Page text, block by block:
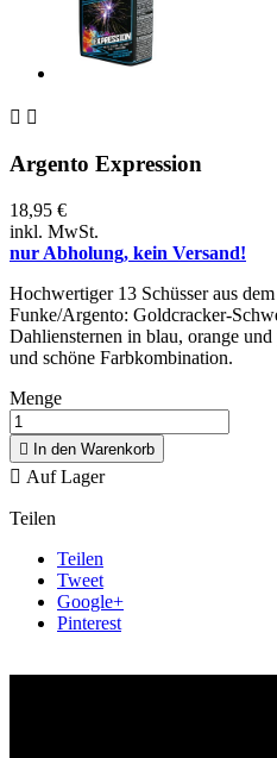
 
Argento Expression
18,95 €
inkl. MwSt.
nur Abholung, kein Versand!
Hochwertiger 13 Schüsser aus
Funke/Argento: Goldcracker-
Dahliensternen in blau, orange
und schöne Farbkombination.
Menge
 In den Warenkorb
 Auf Lager
Teilen
Teilen
Tweet
Google+
Pinterest